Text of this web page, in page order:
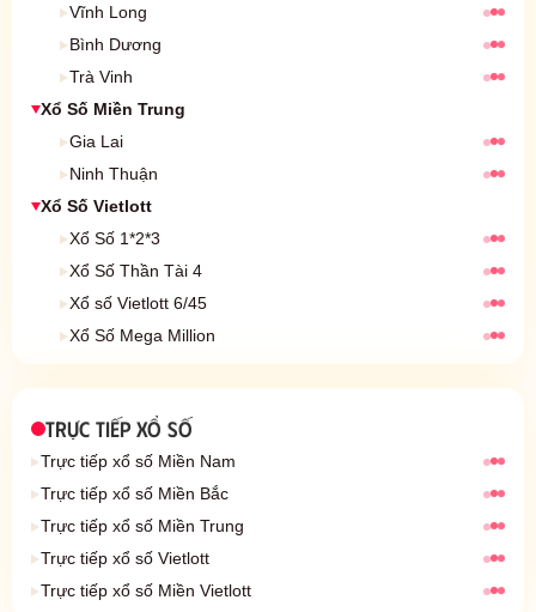
Kết quả xổ số
Vĩnh Long
Kết quả xổ số
Bình Dương
Kết quả xổ số
Trà Vinh
Xổ Số Miền Trung
Kết quả xổ số
Gia Lai
Kết quả xổ số
Ninh Thuận
Xổ Số Vietlott
Kết quả xổ số
Xổ Số 1*2*3
Kết quả xổ số
Xổ Số Thần Tài 4
Kết quả xổ số
Xổ số Vietlott 6/45
Kết quả xổ số
Xổ Số Mega Million
TRỰC TIẾP XỔ SỐ
Trực tiếp xổ số Miền Nam
Trực tiếp xổ số Miền Bắc
Trực tiếp xổ số Miền Trung
Trực tiếp xổ số Vietlott
Trực tiếp xổ số Miền Vietlott